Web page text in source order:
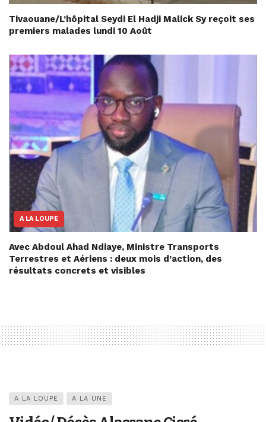
Tivaouane/L’hôpital Seydi El Hadji Malick Sy reçoit ses
premiers malades lundi 10 Août
A LA LOUPE
Avec Abdoul Ahad Ndiaye, Ministre Transports
Terrestres et Aériens : deux mois d’action, des
résultats concrets et visibles
A LA LOUPE A LA UNE